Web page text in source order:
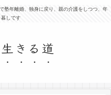
塾年離婚、独身に戻り、親の介護をしつつ、年
しです
きる道